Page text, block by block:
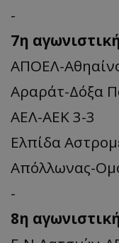
-
7η
ΑΠΟΕΛ-
Αραράτ-Δόξα
ΑΕΛ-ΑΕΚ 3-3
Ελπίδα
Απόλλωνας-
-
8η